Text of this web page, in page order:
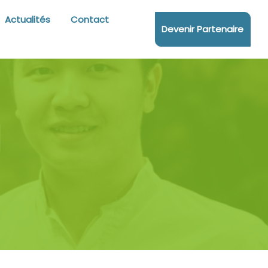
Actualités Contact
Devenir Partenaire